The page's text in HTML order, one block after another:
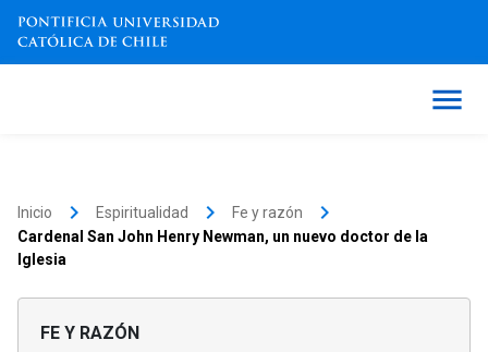
Inicio keyboard_arrow_right Espiritualidad keyboard_arrow_right Fe y razón keyboard_arrow_right
Cardenal San John Henry Newman, un nuevo doctor de la
Iglesia
FE Y RAZÓN